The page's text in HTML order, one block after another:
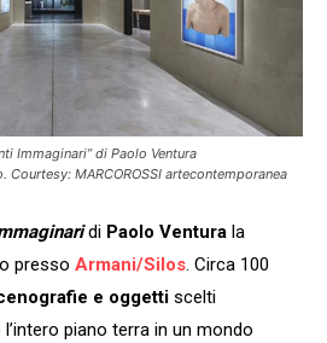
Immaginari” di Paolo Ventura
Courtesy: MARCOROSSI artecontemporanea
di Paolo Ventura la
presso Armani/Silos. Circa 100
e oggetti scelti
piano terra in un mondo